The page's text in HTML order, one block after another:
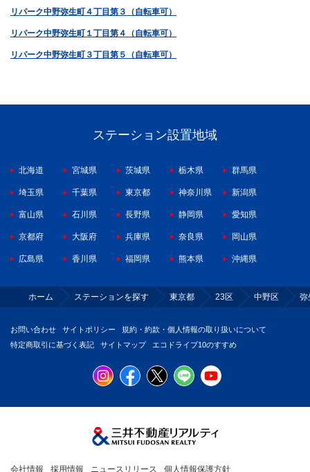
リパーク中野弥生町４丁目第３（自転車可）
リパーク中野弥生町１丁目第４（自転車可）
リパーク中野弥生町３丁目第５（自転車可）
ステーション設置地域
北海道 宮城県 茨城県 栃木県 群馬県
埼玉県 千葉県 東京都 神奈川県 新潟県
富山県 石川県 長野県 静岡県 愛知県
京都府 大阪府 兵庫県 奈良県 岡山県
広島県 香川県 福岡県 熊本県 沖縄県
ホーム ステーションを探す 東京都 23区 中野区 弥
お問い合わせ サイトポリシー
規約・約款・個人情報の取り扱いについて
特定商取引に基づく表記
サイトマップ エコドライブ10のすすめ
会社情報 採用情報 ニュースリリース 個人情報保護方針